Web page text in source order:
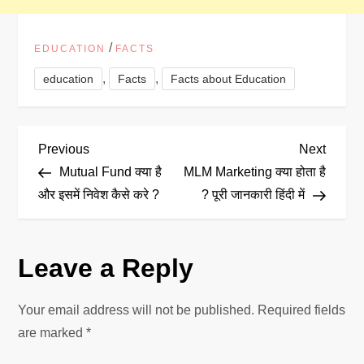
EDUCATION / FACTS
education , Facts , Facts about Education
P
o
t
n
a
Previous
Post
Previous
Mutual Fund क्या है
और इसमें निवेश कैसे करे ?
Next
Post
Next
MLM Marketing क्या होता है
? पूरी जानकारी हिंदी में
Leave a Reply
Your email address will not be published. Required fields
are marked*